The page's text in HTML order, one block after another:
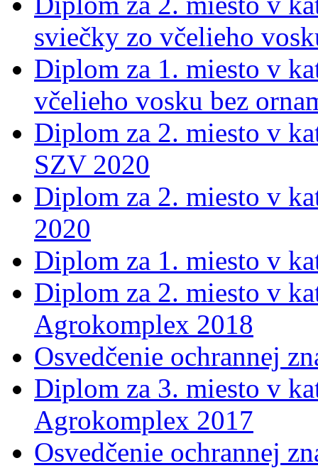
sviečky zo včelieho
Diplom za 1. miesto v
včelieho vosku bez
Diplom za 2. miesto v
SZV 2020
Diplom za 2. miesto v
2020
Diplom za 1. miesto v
Diplom za 2. miesto v
Agrokomplex 2018
Osvedčenie ochrannej
Diplom za 3. miesto v
Agrokomplex 2017
Osvedčenie ochrannej